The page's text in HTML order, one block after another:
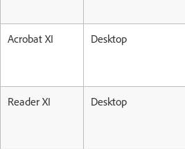
Acrobat XI Desktop
Reader XI Desktop